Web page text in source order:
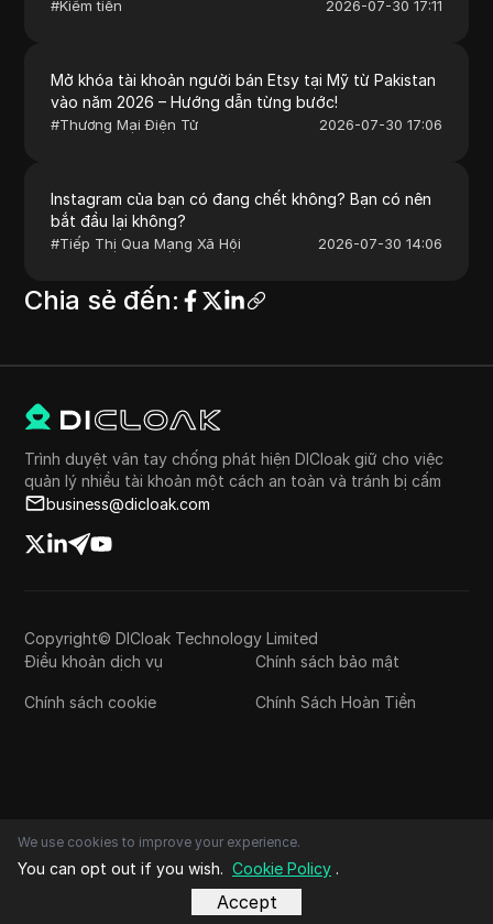
#Kiếm tiền 2026-07-30 17:11
Mở khóa tài khoản người bán Etsy tại Mỹ từ Pakistan
vào năm 2026 – Hướng dẫn từng bước!
#Thương Mại Điện Tử 2026-07-30 17:06
Instagram của bạn có đang chết không? Bạn có nên
bắt đầu lại không?
#Tiếp Thị Qua Mạng Xã Hội 2026-07-30 14:06
Chia sẻ đến:
Trình duyệt vân tay chống phát hiện DICloak giữ cho việc
quản lý nhiều tài khoản một cách an toàn và tránh bị cấm
business@dicloak.com
Copyright© DICloak Technology Limited
Điều khoản dịch vụ
Chính sách bảo mật
Chính sách cookie Chính Sách Hoàn Tiền
We use cookies to improve your experience.
You can opt out if you wish. Cookie Policy .
Accept